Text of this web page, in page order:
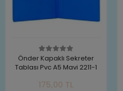
Önder Kapaklı Sekreter
Tablası Pvc A5 Mavi 2211-1
175,00 TL